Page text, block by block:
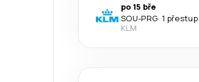
po 15 bře
SOU-PRG· 1 přestup
KLM